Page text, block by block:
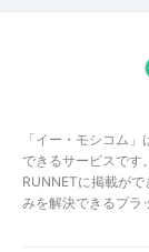
「イー・モシコム
できるサービスです。
RUNNETに掲載が
みを解決できるプラ